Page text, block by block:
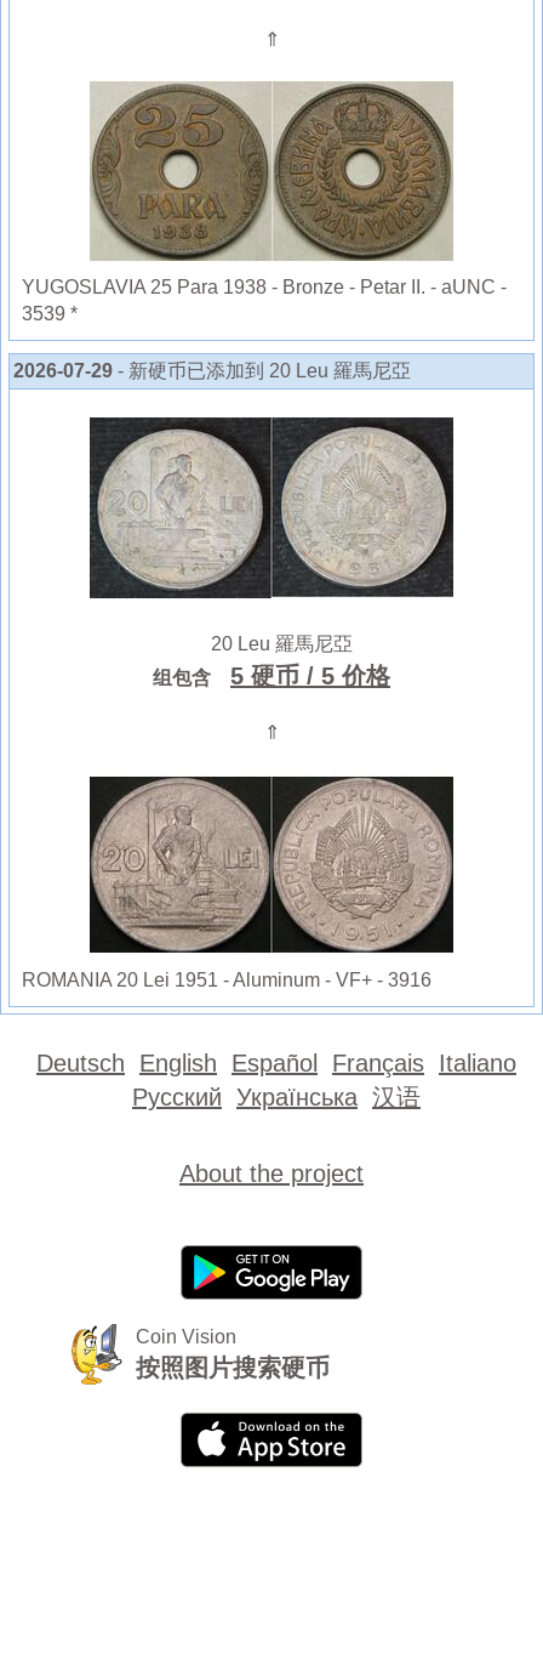
⇑
YUGOSLAVIA 25 Para 1938 - Bronze - Petar II. - aUNC -
3539 *
2026-07-29 - 新硬币已添加到 20 Leu 羅馬尼亞
20 Leu 羅馬尼亞
组包含
5 硬币 / 5 价格
⇑
ROMANIA 20 Lei 1951 - Aluminum - VF+ - 3916
Deutsch English Español Français Italiano
Русский Українська 汉语
About the project
Coin Vision
按照图片搜索硬币